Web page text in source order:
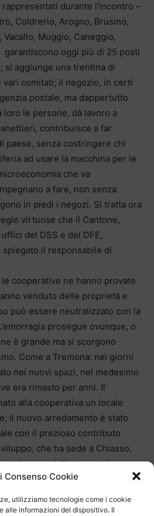
Consenso Cookie
utilizziamo tecnologie come i cookie
alle informazioni del dispositivo. Il
durante l’incontro –
Coldrerio, Arogno, Brusino,
Muggio, Caneggio,
garantiscono oggi più di 25 posti
si aggiunge una trentina di
comitati; il negozio, in certi
postale, ma dappertutto
le persone, dà lavoro a
contribuisce a far
paese, senza costringere chi
ad usare la macchina per le
che va
a fare, non senza
in piedi i negozi. Si tratta ora
virtuose che il Cantone,
del DSS e del DFE,
il responsabile di
cooperative ne hanno provate
venduto delle proprietà e
può essere neutralizzato con la
prosegue ovunque, o
è grande ma si scorgono
Come a Tremona: nei giorni
nei nuovi spazi, nel medesimo
era rimasto per anni. Il
alla cooperativa un locale
il nuovo arredamento è stato
con il prezioso contributo
che ha sede a Chiasso.
un po’ allontanatasi
torni a far la spesa nel